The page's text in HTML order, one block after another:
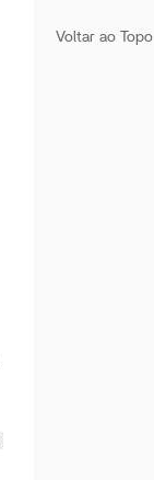
Voltar ao Topo